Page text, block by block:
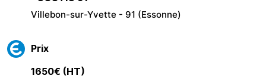
Villebon-sur-Yvette - 91 (Essonne)
Prix
1650€ (HT)